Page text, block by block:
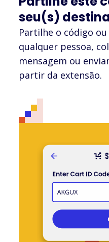
seu(s)
Partilhe o código
qualquer pessoa,
mensagem ou
partir da extensão.